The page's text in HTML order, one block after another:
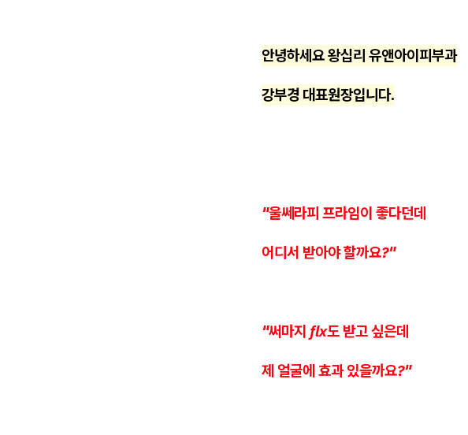
안녕하세요 왕십리 유앤아이피부과
강부경 대표원장입니다.
"울쎄라피 프라임이 좋다던데
어디서 받아야 할까요?"
"써마지 flx도 받고 싶은데
제 얼굴에 효과 있을까요?"